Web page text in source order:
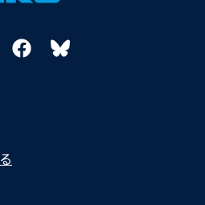
FacebookBluesky